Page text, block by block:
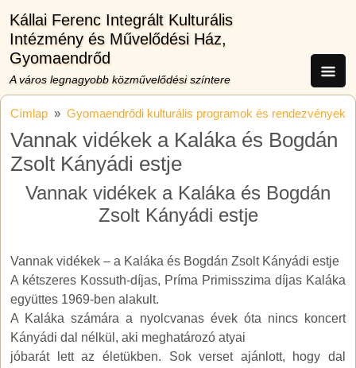
Kállai Ferenc Integrált Kulturális
Intézmény és Művelődési Ház,
Gyomaendrőd
A város legnagyobb közművelődési színtere
Címlap Gyomaendrődi kulturális programok és rendezvények
Vannak vidékek a Kaláka és Bogdán
Zsolt Kányádi estje
Vannak vidékek a Kaláka és Bogdán
Zsolt Kányádi estje
Vannak vidékek – a Kaláka és Bogdán Zsolt Kányádi estje
A kétszeres Kossuth-díjas, Príma Primisszima díjas Kaláka
együttes 1969-ben alakult.
A Kaláka számára a nyolcvanas évek óta nincs koncert
Kányádi dal nélkül, aki meghatározó atyai
jóbarát lett az életükben. Sok verset ajánlott, hogy dal